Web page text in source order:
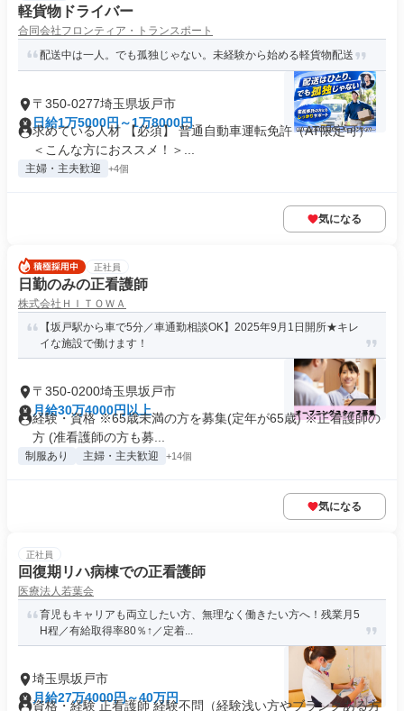
軽貨物ドライバー
合同会社フロンティア・トランスポート
配送中は一人。でも孤独じゃない。未経験から始める軽貨物配送
〒350-0277埼玉県坂戸市
日給1万5000円～1万8000円
求めている人材 【必須】 普通自動車運転免許（AT限定可）
＜こんな方におススメ！＞...
主婦・主夫歓迎 +4個
気になる
正社員
日勤のみの正看護師
株式会社ＨＩＴＯＷＡ
【坂戸駅から車で5分／車通勤相談OK】2025年9月1日開所★キレ
イな施設で働けます！
〒350-0200埼玉県坂戸市
月給30万4000円以上
経験・資格 ※65歳未満の方を募集(定年が65歳) ※正看護師の
方 (准看護師の方も募...
制服あり 主婦・主夫歓迎 +14個
気になる
正社員
回復期リハ病棟での正看護師
医療法人若葉会
育児もキャリアも両立したい方、無理なく働きたい方へ！残業月5
H程／有給取得率80％↑／定着...
埼玉県坂戸市
月給27万4000円～40万円
資格・経験 正看護師 経験不問（経験浅い方やブランクある方